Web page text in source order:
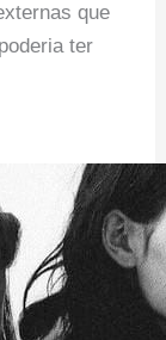
que
ter